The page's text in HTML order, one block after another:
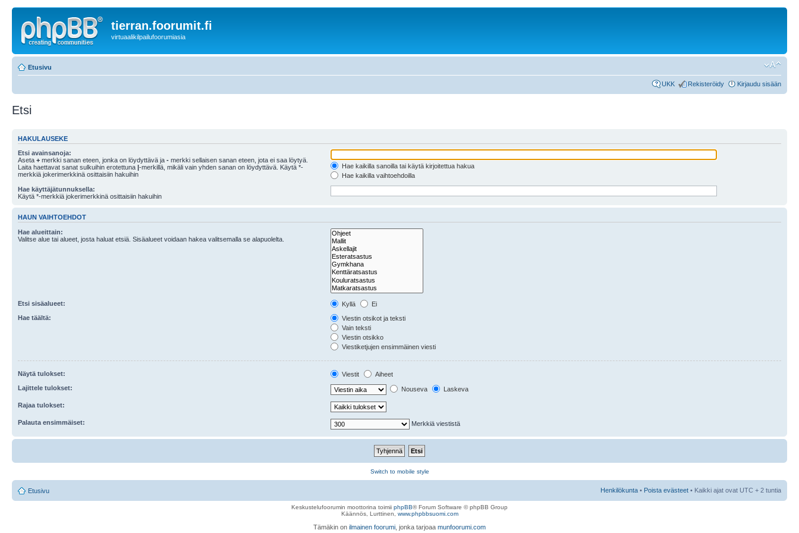
tierran.foorumit.fi
virtuaalikilpailufoorumiasia
Etusivu
UKK Rekisteröidy Kirjaudu sisään
Etsi
HAKULAUSEKE
Etsi avainsanoja:
Aseta + merkki sanan eteen, jonka on löydyttävä ja - merkki sellaisen sanan eteen, jota ei saa löytyä.
Laita haettavat sanat sulkuihin erotettuna |-merkillä, mikäli vain yhden sanan on löydyttävä. Käytä *-
merkkiä jokerimerkkinä osittaisiin hakuihin
Hae kaikilla sanoilla tai käytä kirjoitettua hakua
Hae kaikilla vaihtoehdoilla
Hae käyttäjätunnuksella:
Käytä *-merkkiä jokerimerkkinä osittaisiin hakuihin
HAUN VAIHTOEHDOT
Hae alueittain:
Valitse alue tai alueet, josta haluat etsiä. Sisäalueet voidaan hakea valitsemalla se alapuolelta.
Etsi sisäalueet: Kyllä
Ei
Hae täältä:
Viestin otsikot ja teksti
Vain teksti
Viestin otsikko
Viestiketjujen ensimmäinen viesti
Näytä tulokset: Viestit
Aiheet
Lajittele tulokset:
Nouseva Laskeva
Rajaa tulokset:
Palauta ensimmäiset: Merkkiä viestistä
Switch to mobile style
Etusivu Henkilökunta • Poista evästeet • Kaikki ajat ovat UTC + 2 tuntia
Keskustelufoorumin moottorina toimii phpBB® Forum Software © phpBB Group
Käännös, Lurttinen, www.phpbbsuomi.com
Tämäkin on ilmainen foorumi , jonka tarjoaa munfoorumi.com